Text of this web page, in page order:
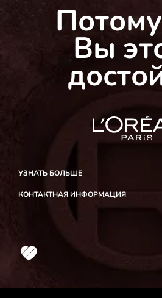
Вы
УЗНАТЬ БОЛЬШЕ
КОНТАКТНАЯ ИНФОРМАЦИЯ